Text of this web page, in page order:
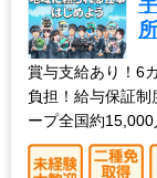
賞与支給あり！6
負担！給与保証
ープ全国約15,000